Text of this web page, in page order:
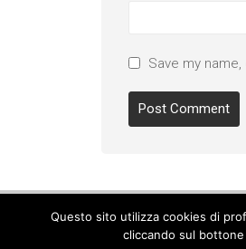
Save my
Questo sito utilizza cookies di
cliccando sul